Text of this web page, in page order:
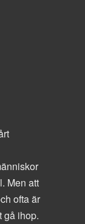
Men att
ofta är
gå ihop.